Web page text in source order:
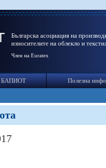
Българска асоциация на
износителите на облекло и
Член на Euratex
БАПИОТ Полезна